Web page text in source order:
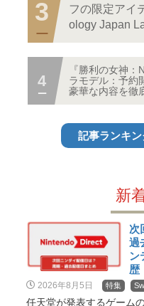
フの限定アイ
ology Japan
『勝利の女神
ラモデル：予約
豪華な内容を徹
記事ランキ
新
次
過
ン
歴
2026年8月5日 特集
任天堂が発表するゲーム